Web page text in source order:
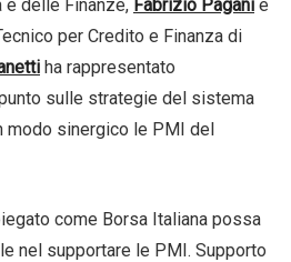
e delle Finanze, Fabrizio Pagani e
per Credito e Finanza di
ha rappresentato
sulle strategie del sistema
modo sinergico le PMI del
come Borsa Italiana possa
nel supportare le PMI. Supporto